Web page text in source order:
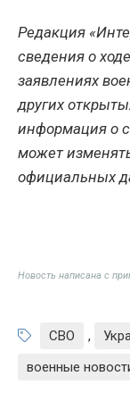
Редакция
сведения о
заявлениях
других
информация о
может
официальных
Новость написана с
СВО ,
военные